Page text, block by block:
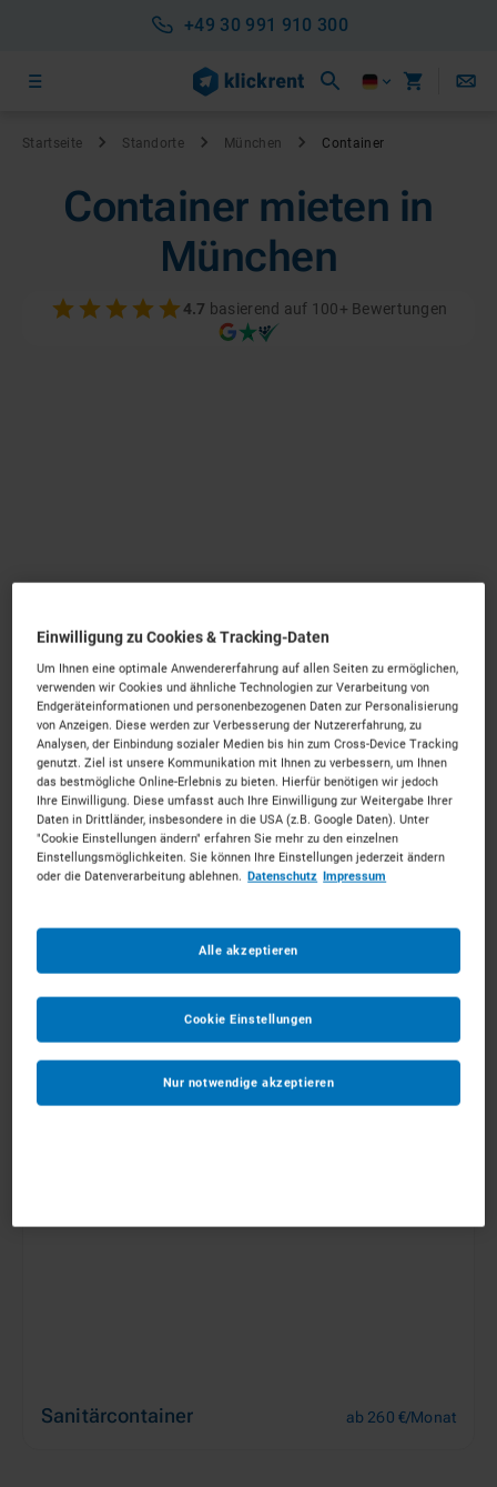
+49 30 991 910 300
Startseite Standorte München Container
Container mieten in
München
4.7 basierend auf 100+ Bewertungen
Starke Technik für die Isarmetropole.
Mieten Sie die
passenden Container für Ihr Vorhaben. Unkompliziert,
zu starken Konditionen und mit persönlichem Experten-
Service.
202 Vermietpartner im Raum München
Materialcontainer
Sanitärcontainer ab 260 €/Monat
Einwilligung zu Cookies & Tracking-Daten
Um Ihnen eine optimale Anwendererfahrung auf allen Seiten zu ermöglichen,
verwenden wir Cookies und ähnliche Technologien zur Verarbeitung von
Endgeräteinformationen und personenbezogenen Daten zur Personalisierung
von Anzeigen. Diese werden zur Verbesserung der Nutzererfahrung, zu
Analysen, der Einbindung sozialer Medien bis hin zum Cross-Device Tracking
genutzt. Ziel ist unsere Kommunikation mit Ihnen zu verbessern, um Ihnen
das bestmögliche Online-Erlebnis zu bieten. Hierfür benötigen wir jedoch
Ihre Einwilligung. Diese umfasst auch Ihre Einwilligung zur Weitergabe Ihrer
Daten in Drittländer, insbesondere in die USA (z.B. Google Daten). Unter
"Cookie Einstellungen ändern" erfahren Sie mehr zu den einzelnen
Einstellungsmöglichkeiten. Sie können Ihre Einstellungen jederzeit ändern
oder die Datenverarbeitung ablehnen. Datenschutz Impressum
Nur notwendige akzeptieren
Alle akzeptieren
Cookie Einstellungen